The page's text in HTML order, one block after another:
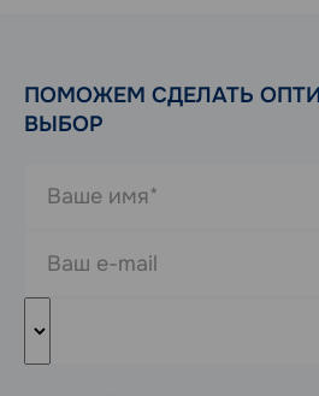
ПОМОЖЕМ СДЕЛАТЬ
ВЫБОР